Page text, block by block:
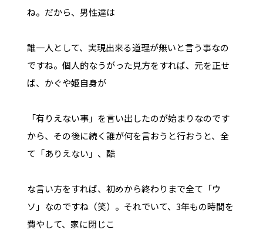
ね。だから、男性達は
誰一人として、実現出来る道理が無いと言う事なの
ですね。個人的なうがった見方をすれば、元を正せ
ば、かぐや姫自身が
「有りえない事」を言い出したのが始まりなのです
から、その後に続く誰が何を言おうと行おうと、全
て「ありえない」、酷
な言い方をすれば、初めから終わりまで全て「ウ
ソ」なのですね（笑）。それでいて、3年もの時間を
費やして、家に閉じこ